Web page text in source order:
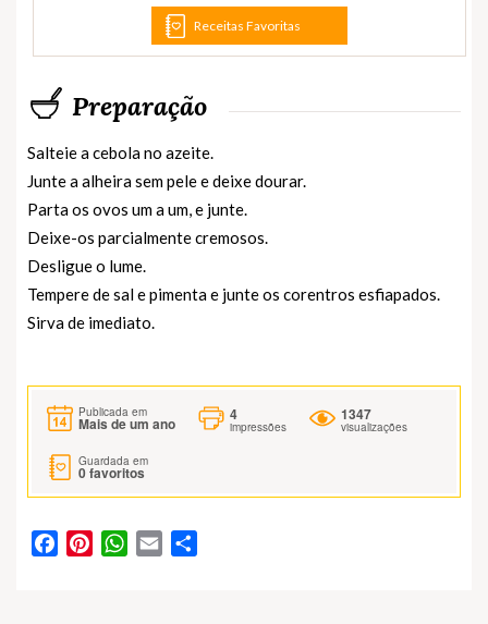
Receitas Favoritas
Preparação
Salteie a cebola no azeite.
Junte a alheira sem pele e deixe dourar.
Parta os ovos um a um, e junte.
Deixe-os parcialmente cremosos.
Desligue o lume.
Tempere de sal e pimenta e junte os corentros esfiapados.
Sirva de imediato.
Publicada em
Mais de um ano
4
impressões
1347
visualizações
Guardada em
0favoritos
FacebookPinterestWhatsApp
Email